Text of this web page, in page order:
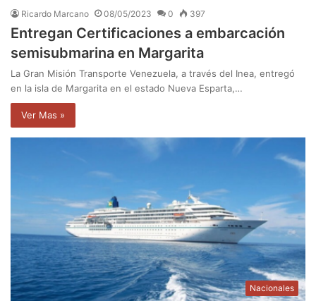
Ricardo Marcano 08/05/2023 0 397
Entregan Certificaciones a embarcación
semisubmarina en Margarita
La Gran Misión Transporte Venezuela, a través del Inea, entregó
en la isla de Margarita en el estado Nueva Esparta,…
Ver Mas »
Nacionales